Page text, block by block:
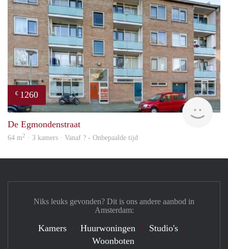
€ 1260
rent
De Egmondenstraat
64 m2 · 3 kamers · Vanaf ? - Onbepaalde tijd
Niks leuks gevonden? Dit is ons andere aanbod in
Amsterdam:
Kamers Huurwoningen
Studio's
Woonboten